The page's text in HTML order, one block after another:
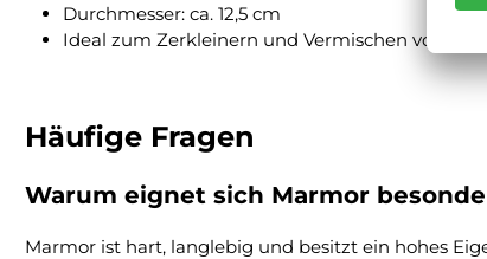
Durchmesser: ca. 12,5 cm
Ideal zum Zerkleinern und Vermischen von
Häufige Fragen
Warum eignet sich Marmor
Marmor ist hart, langlebig und besitzt ein hohes